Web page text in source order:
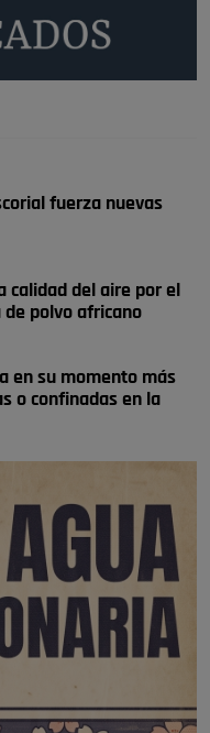
Senado, en la
de la …
de la …
fuerza nuevas
calidad del aire por el
de polvo africano
en su momento más
o confinadas en la